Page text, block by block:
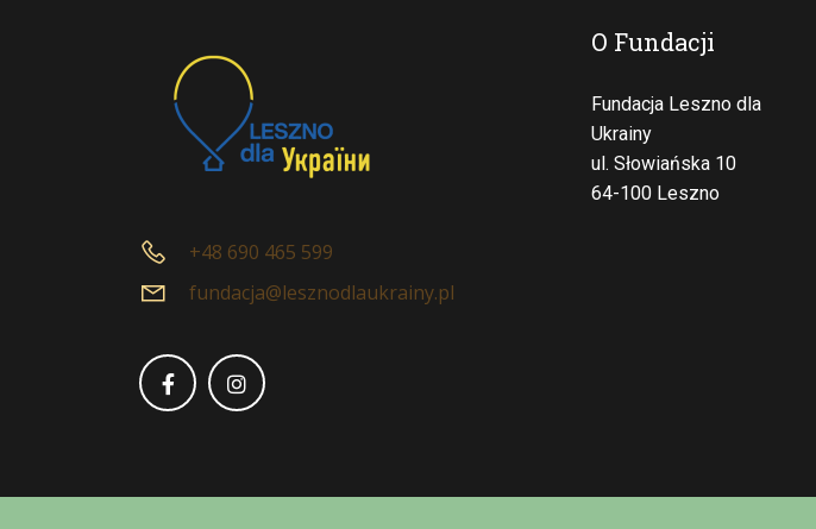
+48 690 465 599
fundacja@lesznodlaukrainy.pl
O Fundacji
Fundacja Leszno dla
Ukrainy
ul. Słowiańska 10
64-100 Leszno